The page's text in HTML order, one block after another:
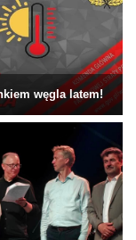
węgla latem!